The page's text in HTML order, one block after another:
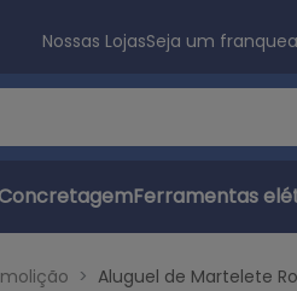
Nossas LojasSeja um
Ferramentas
Aluguel de Martelete